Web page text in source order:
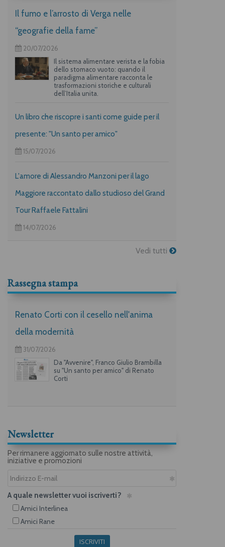
Il fumo e l’arrosto di Verga nelle
“geografie della fame”
20/07/2026
Il sistema alimentare verista e la fobia
dello stomaco vuoto: quando il
paradigma alimentare racconta le
trasformazioni storiche e culturali
dell’Italia unita.
Un libro che riscopre i santi come guide per il
presente: "Un santo per amico"
15/07/2026
L'amore di Alessandro Manzoni per il lago
Maggiore raccontato dallo studioso del Grand
Tour Raffaele Fattalini
14/07/2026
Vedi tutti
Rassegna stampa
Renato Corti con il cesello nell'anima
della modernità
31/07/2026
Da "Avvenire", Franco Giulio Brambilla
su "Un santo per amico" di Renato
Corti
Newsletter
Per rimanere aggiornato sulle nostre attività,
iniziative e promozioni
A quale newsletter vuoi iscriverti?
Amici Interlinea
Amici Rane
ISCRIVITI